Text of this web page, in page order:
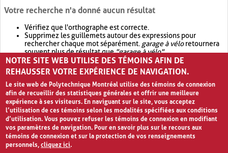
Votre recherche n'a donné aucun résultat
Vérifiez que l'orthographe est correcte.
Supprimez les guillemets autour des expressions pour
rechercher chaque mot séparément. garage à véloretournera
souvent plus de résultat que"garage à vélo".
Envisagez d'élargir votre recherche avec OR.garage OR vélo
retournera souvent plus de résultat quegarage à vélo
NOTRE SITE WEB UTILISE DES TÉMOINS AFIN DE
REHAUSSER VOTRE EXPÉRIENCE DE NAVIGATION.
Le site web de Polytechnique Montréal utilise des témoins de connexion
afin de recueillir des statistiques générales et offrir une meilleure
expérience à ses visiteurs. En naviguant sur le site, vous acceptez
l’utilisation de ces témoins selon les modalités spécifiées aux conditions
d’utilisation. Vous pouvez refuser les témoins de connexion en modifiant
vos paramètres de navigation. Pour en savoir plus sur le recours aux
témoins de connexion et sur la protection de vos renseignements
personnels,cliquez ici.